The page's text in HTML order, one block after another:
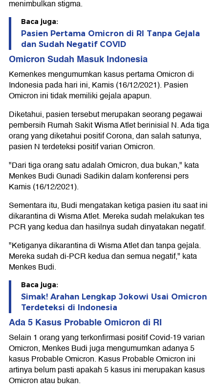
menimbulkan stigma.
Baca juga:
Pasien Pertama Omicron di RI Tanpa Gejala
dan Sudah Negatif COVID
Omicron Sudah Masuk Indonesia
Kemenkes mengumumkan kasus pertama Omicron di
Indonesia pada hari ini, Kamis (16/12/2021). Pasien
Omicron ini tidak memiliki gejala apapun.
Diketahui, pasien tersebut merupakan seorang pegawai
pembersih Rumah Sakit Wisma Atlet berinisial N. Ada tiga
orang yang diketahui positif Corona, dan salah satunya,
pasien N terdeteksi positif varian Omicron.
"Dari tiga orang satu adalah Omicron, dua bukan," kata
Menkes Budi Gunadi Sadikin dalam konferensi pers
Kamis (16/12/2021).
Sementara itu, Budi mengatakan ketiga pasien itu saat ini
dikarantina di Wisma Atlet. Mereka sudah melakukan tes
PCR yang kedua dan hasilnya sudah dinyatakan negatif.
"Ketiganya dikarantina di Wisma Atlet dan tanpa gejala.
Mereka sudah di-PCR kedua dan semua negatif," kata
Menkes Budi.
Baca juga:
Simak! Arahan Lengkap Jokowi Usai Omicron
Terdeteksi di Indonesia
Ada 5 Kasus Probable Omicron di RI
Selain 1 orang yang terkonfirmasi positif Covid-19 varian
Omicron, Menkes Budi juga mengumumkan adanya 5
kasus Probable Omicron. Kasus Probable Omicron ini
artinya belum pasti apakah 5 kasus ini merupakan kasus
Omicron atau bukan.